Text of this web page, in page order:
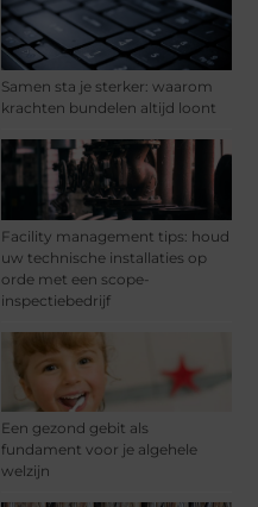
Samen sta je sterker: waarom
krachten bundelen altijd loont
Facility management tips: houd
uw technische installaties op
orde met een scope-
inspectiebedrijf
Een gezond gebit als
fundament voor je algehele
welzijn